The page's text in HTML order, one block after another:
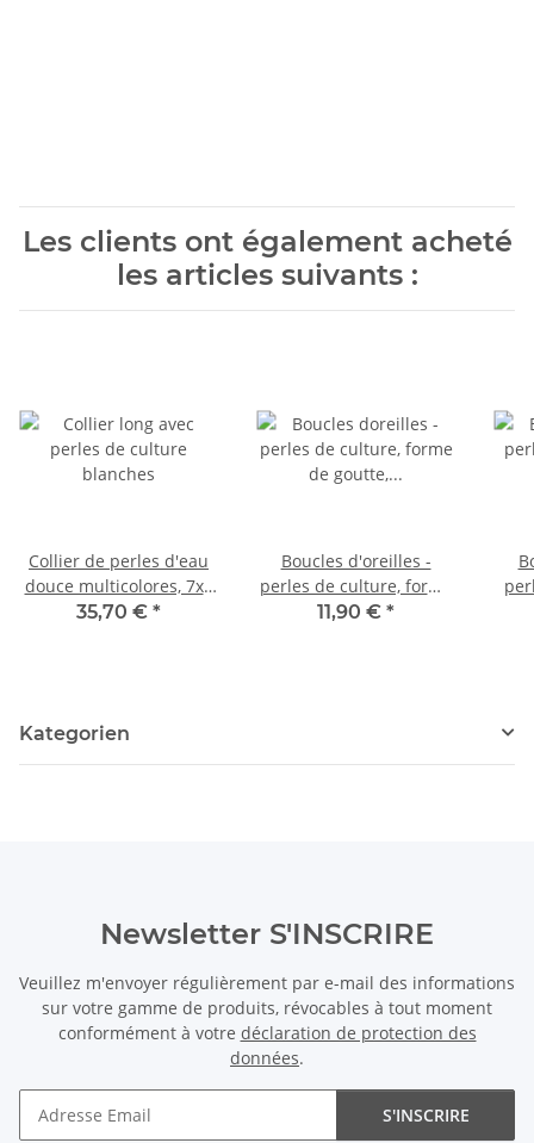
Les clients ont également acheté
les articles suivants :
Collier de perles d'eau
douce multicolores, 7x8
mm, 130 cm / 9830
35,70 € *
Boucles d'oreilles -
perles de culture, forme
de goutte, multicolore
11,90 € *
Kategorien
Newsletter S'INSCRIRE
Veuillez m'envoyer régulièrement par e-mail des informations
sur votre gamme de produits, révocables à tout moment
conformément à votre déclaration de protection des
données.
S'INSCRIRE